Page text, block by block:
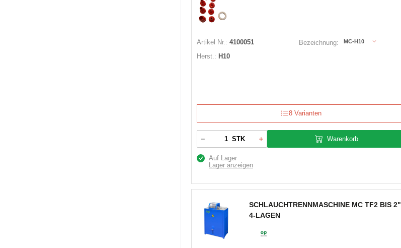
Artikel Nr.: 4100051
Herst.: H10
Bezeichnung: MC-H10
8 Varianten
STK Warenkorb
Auf Lager
Lager anzeigen
SCHLAUCHTRENNMASCHINE MC TF2 BIS 2"
4-LAGEN